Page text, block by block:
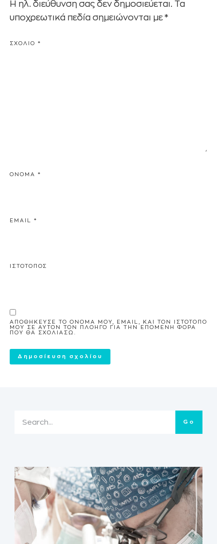
Η ηλ. διεύθυνση σας δεν δημοσιεύεται. Τα
υποχρεωτικά πεδία σημειώνονται με *
ΣΧΌΛΙΟ *
ΌΝΟΜΑ *
EMAIL *
ΙΣΤΌΤΟΠΟΣ
ΑΠΟΘΉΚΕΥΣΕ ΤΟ ΌΝΟΜΆ ΜΟΥ, EMAIL, ΚΑΙ ΤΟΝ ΙΣΤΌΤΟΠΟ
ΜΟΥ ΣΕ ΑΥΤΌΝ ΤΟΝ ΠΛΟΗΓΌ ΓΙΑ ΤΗΝ ΕΠΌΜΕΝΗ ΦΟΡΆ
ΠΟΥ ΘΑ ΣΧΟΛΙΆΣΩ.
Go